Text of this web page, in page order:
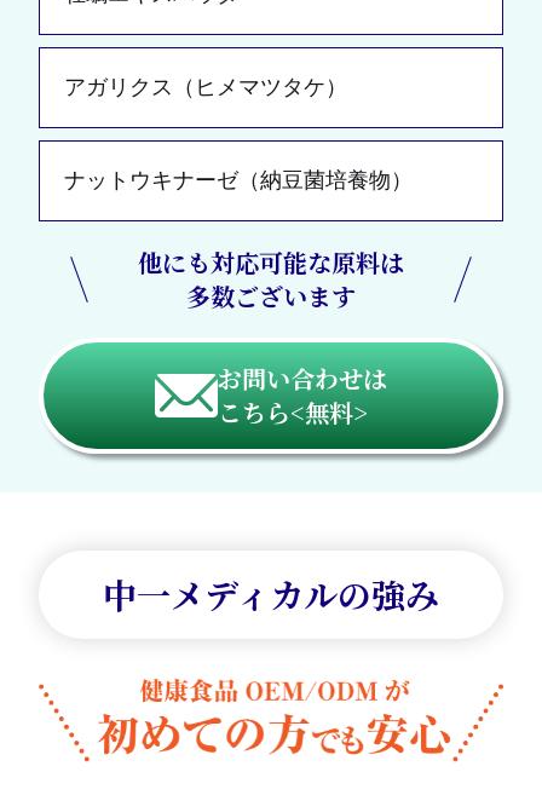
アガリクス（ヒメマツタケ）
ナットウキナーゼ（納豆菌培養物）
他にも対応可能な原料は
多数ございます
お問い合わせは
こちら<無料>
中一メディカルの強み